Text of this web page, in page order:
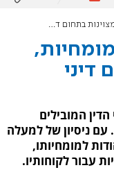
משפחה וגירושין
דיני
המובילים
עם ניסיון של למעלה
למומחיותו,
עבור לקוחותיו.